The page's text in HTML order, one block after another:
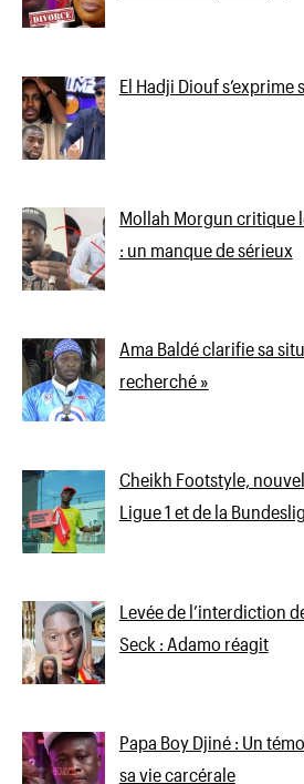
El Hadji Diouf s’exprime
Mollah Morgun critique
: un manque de sérieux
Ama Baldé clarifie sa
recherché »
Cheikh Footstyle,
Ligue 1 et de la
Levée de l’interdiction
Seck : Adamo réagit
Papa Boy Djiné : Un
sa vie carcérale